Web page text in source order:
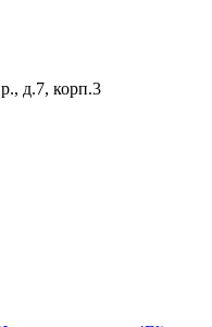
д.7, корп.3